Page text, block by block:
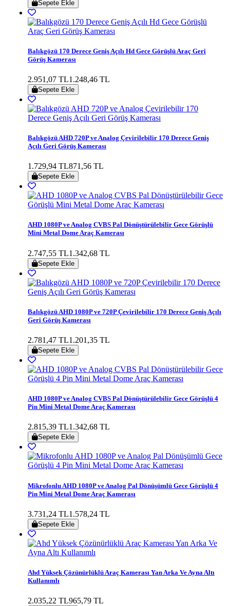
Sepete Ekle
Balıkgözü 170 Derece Geniş Açılı Hd Gece Görüşlü Araç Geri
Görüş Kamerası
2.951,07 TL1.248,46 TL
Sepete Ekle
Balıkgözü AHD 720P ve Analog Çevirilebilir 170 Derece Geniş
Açılı Geri Görüş Kamerası
1.729,94 TL871,56 TL
Sepete Ekle
AHD 1080P ve Analog CVBS Pal Dönüştürülebilir Gece Görüşlü
Mini Metal Dome Araç Kamerası
2.747,55 TL1.342,68 TL
Sepete Ekle
Balıkgözü AHD 1080P ve 720P Çevirilebilir 170 Derece Geniş Açılı
Geri Görüş Kamerası
2.781,47 TL1.201,35 TL
Sepete Ekle
AHD 1080P ve Analog CVBS Pal Dönüştürülebilir Gece Görüşlü 4
Pin Mini Metal Dome Araç Kamerası
2.815,39 TL1.342,68 TL
Sepete Ekle
Mikrofonlu AHD 1080P ve Analog Pal Dönüşümlü Gece Görüşlü 4
Pin Mini Metal Dome Araç Kamerası
3.731,24 TL1.578,24 TL
Sepete Ekle
Ahd Yüksek Çözünürlüklü Araç Kamerası Yan Arka Ve Ayna Altı
Kullanımlı
2.035,22 TL965,79 TL